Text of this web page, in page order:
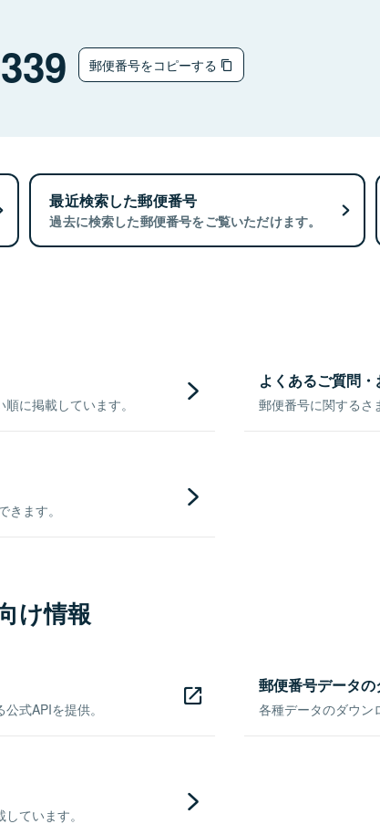
郵便番号をコピーする
最近検索した郵便番号
過去に検索した郵便番号をご覧いただけます。
に掲載しています。
よくあるご質問
郵便番号に関するさ
ます。
け情報
式APIを提供。
郵便番号データ
各種データのダウン
ています。